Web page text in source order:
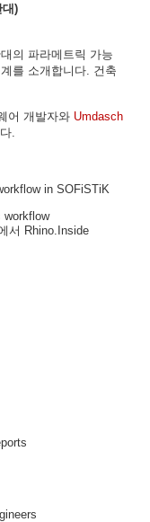
대)
의 파라메트릭 가능
를 소개합니다. 건축
어 개발자와 Umdasch
.
in SOFiSTiK
workflow
서 Rhino.Inside